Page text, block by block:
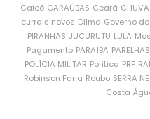
Caicó CARAÚBAS Ceará CHUVA
currais novos Dilma Governo do
PIRANHAS JUCURUTU LULA
Pagamento PARAÍBA PARELHAS
POLÍCIA MILITAR Política PRF
Robinson Faria Roubo SERRA
Costa